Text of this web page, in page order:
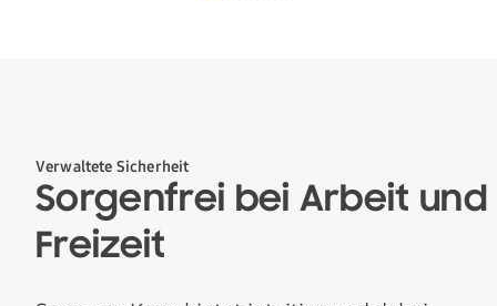
Verwaltete Sicherheit
Sorgenfrei bei Arbeit und
Freizeit